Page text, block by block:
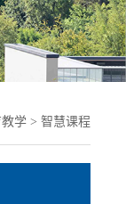
学> 智慧课程